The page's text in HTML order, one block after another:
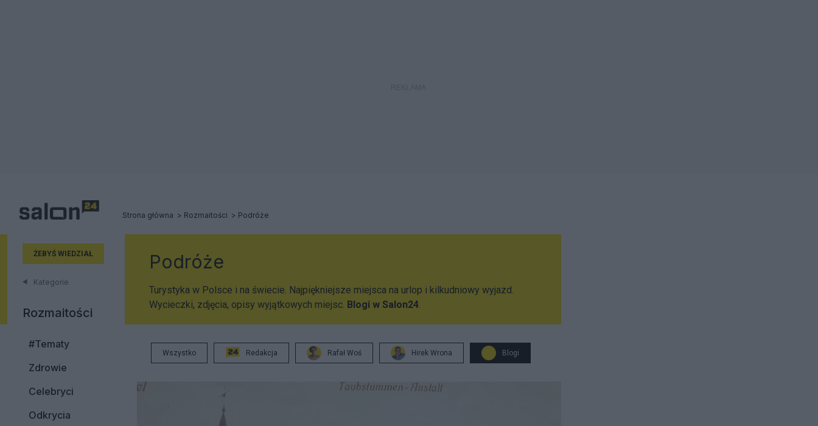
Strona główna Rozmaitości Podróże
ŻEBYŚ WIEDZIAŁ
Kategorie
Rozmaitości
#Tematy
Zdrowie
Celebryci
Odkrycia
Podróże
Turystyka w Polsce i na świecie. Najpiękniejsze miejsca na urlop i kilkudniowy wyjazd.
Wycieczki, zdjęcia, opisy wyjątkowych miejsc. Blogi w Salon24.
Wszystko Redakcja Rafał Woś Hirek Wrona Blogi